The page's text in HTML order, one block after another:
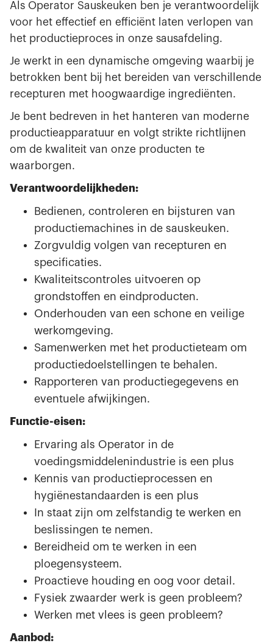
Als Operator Sauskeuken ben je verantwoordelijk
voor het effectief en efficiënt laten verlopen van
het productieproces in onze sausafdeling.
Je werkt in een dynamische omgeving waarbij je
betrokken bent bij het bereiden van verschillende
recepturen met hoogwaardige ingrediënten.
Je bent bedreven in het hanteren van moderne
productieapparatuur en volgt strikte richtlijnen
om de kwaliteit van onze producten te
waarborgen.
Verantwoordelijkheden:
Bedienen, controleren en bijsturen van
productiemachines in de sauskeuken.
Zorgvuldig volgen van recepturen en
specificaties.
Kwaliteitscontroles uitvoeren op
grondstoffen en eindproducten.
Onderhouden van een schone en veilige
werkomgeving.
Samenwerken met het productieteam om
productiedoelstellingen te behalen.
Rapporteren van productiegegevens en
eventuele afwijkingen.
Functie-eisen:
Ervaring als Operator in de
voedingsmiddelenindustrie is een plus
Kennis van productieprocessen en
hygiënestandaarden is een plus
In staat zijn om zelfstandig te werken en
beslissingen te nemen.
Bereidheid om te werken in een
ploegensysteem.
Proactieve houding en oog voor detail.
Fysiek zwaarder werk is geen probleem?
Werken met vlees is geen probleem?
Aanbod: